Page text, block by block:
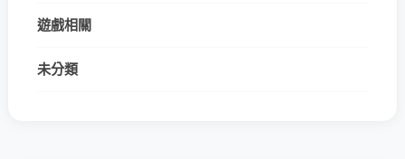
遊戲相關
未分類